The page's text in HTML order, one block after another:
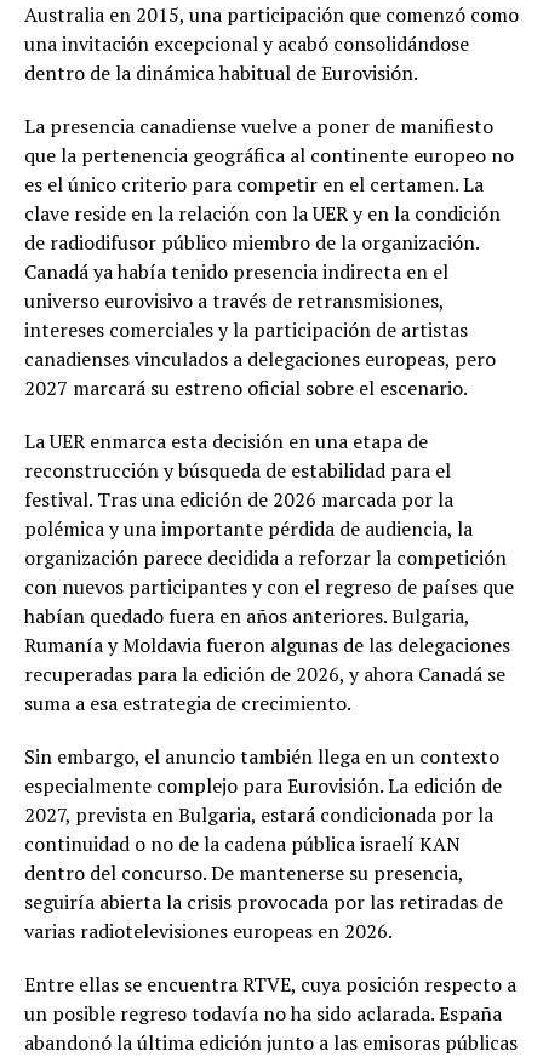
Australia en 2015, una participación que comenzó como
una invitación excepcional y acabó consolidándose
dentro de la dinámica habitual de Eurovisión.
La presencia canadiense vuelve a poner de manifiesto
que la pertenencia geográfica al continente europeo no
es el único criterio para competir en el certamen. La
clave reside en la relación con la UER y en la condición
de radiodifusor público miembro de la organización.
Canadá ya había tenido presencia indirecta en el
universo eurovisivo a través de retransmisiones,
intereses comerciales y la participación de artistas
canadienses vinculados a delegaciones europeas, pero
2027 marcará su estreno oficial sobre el escenario.
La UER enmarca esta decisión en una etapa de
reconstrucción y búsqueda de estabilidad para el
festival. Tras una edición de 2026 marcada por la
polémica y una importante pérdida de audiencia, la
organización parece decidida a reforzar la competición
con nuevos participantes y con el regreso de países que
habían quedado fuera en años anteriores. Bulgaria,
Rumanía y Moldavia fueron algunas de las delegaciones
recuperadas para la edición de 2026, y ahora Canadá se
suma a esa estrategia de crecimiento.
Sin embargo, el anuncio también llega en un contexto
especialmente complejo para Eurovisión. La edición de
2027, prevista en Bulgaria, estará condicionada por la
continuidad o no de la cadena pública israelí KAN
dentro del concurso. De mantenerse su presencia,
seguiría abierta la crisis provocada por las retiradas de
varias radiotelevisiones europeas en 2026.
Entre ellas se encuentra RTVE, cuya posición respecto a
un posible regreso todavía no ha sido aclarada. España
abandonó la última edición junto a las emisoras públicas